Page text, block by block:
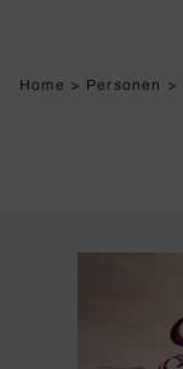
Home > Personen >